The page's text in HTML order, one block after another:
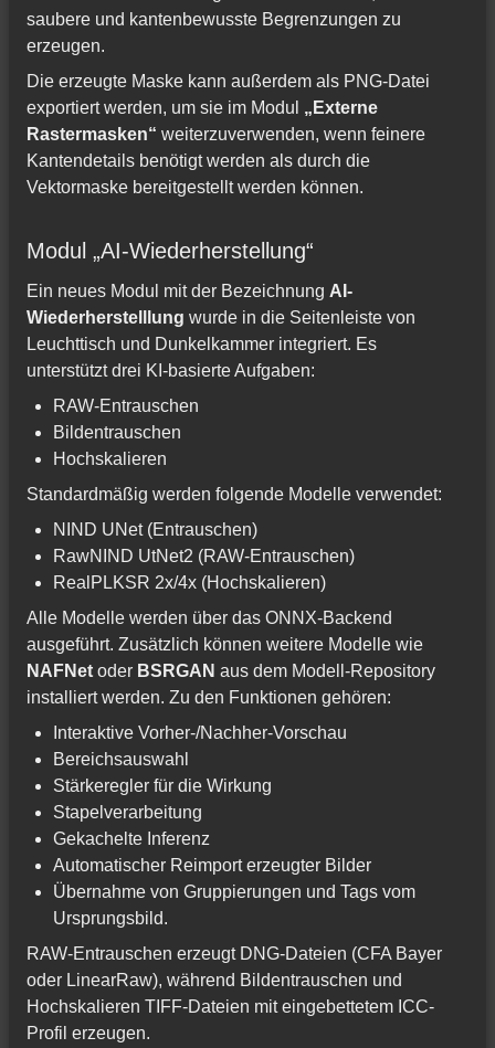
saubere und kantenbewusste Begrenzungen zu
erzeugen.
Die erzeugte Maske kann außerdem als PNG-Datei
exportiert werden, um sie im Modul „Externe
Rastermasken“ weiterzuverwenden, wenn feinere
Kantendetails benötigt werden als durch die
Vektormaske bereitgestellt werden können.
Modul „AI-Wiederherstellung“
Ein neues Modul mit der Bezeichnung AI-
Wiederherstelllung wurde in die Seitenleiste von
Leuchttisch und Dunkelkammer integriert. Es
unterstützt drei KI-basierte Aufgaben:
RAW-Entrauschen
Bildentrauschen
Hochskalieren
Standardmäßig werden folgende Modelle verwendet:
NIND UNet (Entrauschen)
RawNIND UtNet2 (RAW-Entrauschen)
RealPLKSR 2x/4x (Hochskalieren)
Alle Modelle werden über das ONNX-Backend
ausgeführt. Zusätzlich können weitere Modelle wie
NAFNet oder BSRGAN aus dem Modell-Repository
installiert werden. Zu den Funktionen gehören:
Interaktive Vorher-/Nachher-Vorschau
Bereichsauswahl
Stärkeregler für die Wirkung
Stapelverarbeitung
Gekachelte Inferenz
Automatischer Reimport erzeugter Bilder
Übernahme von Gruppierungen und Tags vom
Ursprungsbild.
RAW-Entrauschen erzeugt DNG-Dateien (CFA Bayer
oder LinearRaw), während Bildentrauschen und
Hochskalieren TIFF-Dateien mit eingebettetem ICC-
Profil erzeugen.